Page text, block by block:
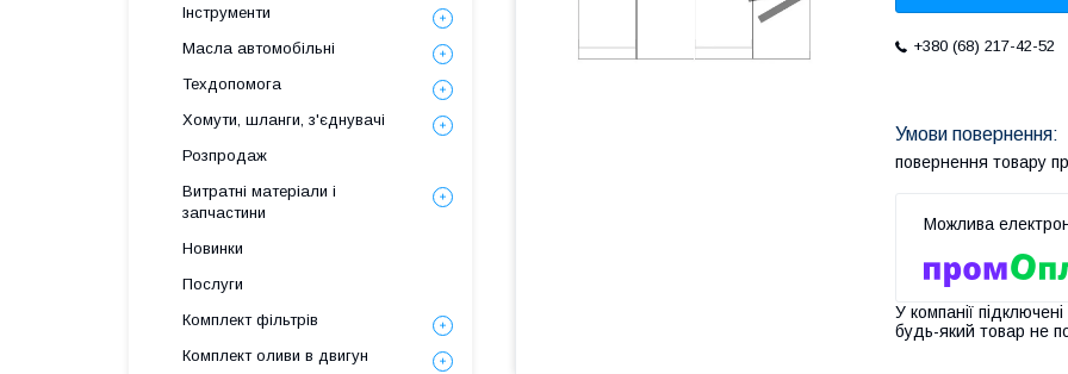
+380 (68) 217-42-52
повернення товару
У компанії
будь-який товар не
Інструменти
Масла автомобільні
Техдопомога
Хомути, шланги, з'єднувачі
Розпродаж
Витратні матеріали і
запчастини
Новинки
Послуги
Комплект фільтрів
Комплект оливи в двигун